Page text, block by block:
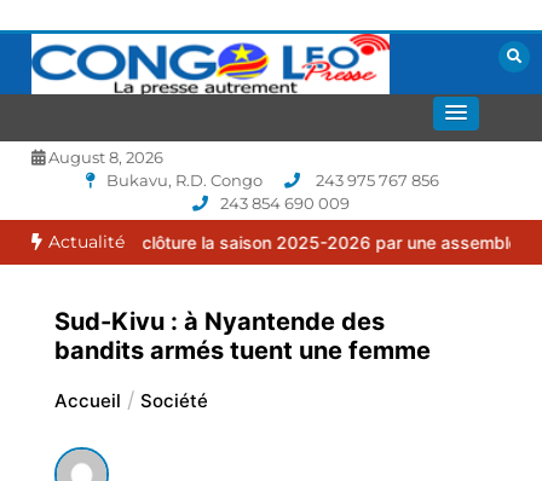
contenu
CONGOLEO
August 8, 2026
Bukavu, R.D. Congo
243 975 767 856
243 854 690 009
Actualité
clôture la saison 2025-2026 par une assemblée générale
Sud-Kivu : à Nyantende des
bandits armés tuent une femme
Accueil Société